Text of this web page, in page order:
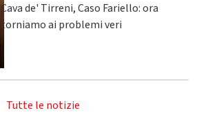
Cava de' Tirreni, Caso Fariello: ora
torniamo ai problemi veri
Tutte le notizie